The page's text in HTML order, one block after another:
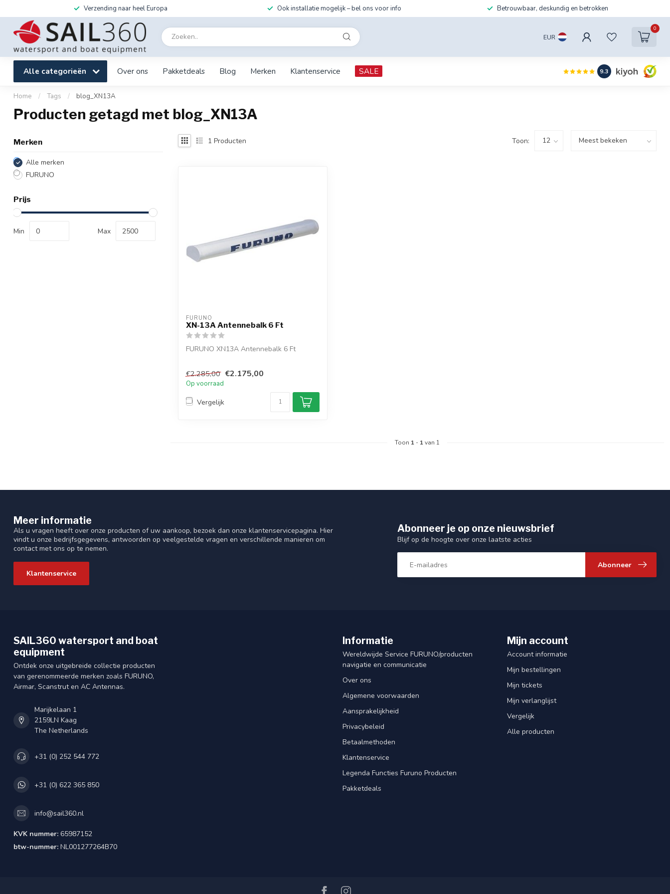
Verzending naar heel Europa Ook installatie mogelijk – bel ons voor info Betrouwbaar, deskundig en betrokken
EUR
0
Alle categorieën Over ons Pakketdeals Blog Merken Klantenservice SALE 9.3
Home / Tags / blog_XN13A
Producten getagd met blog_XN13A
Merken
Alle merken
FURUNO
Prijs
Min Max
1 Producten Toon:
FURUNO
XN-13A Antennebalk 6 Ft
FURUNO XN13A Antennebalk 6 Ft
€2.285,00 €2.175,00
Op voorraad
Vergelijk
Toon 1 - 1van 1
Meer informatie
Als u vragen heeft over onze producten of uw aankoop, bezoek dan onze klantenservicepagina. Hier
vindt u onze bedrijfsgegevens, antwoorden op veelgestelde vragen en verschillende manieren om
contact met ons op te nemen.
Klantenservice
Abonneer je op onze nieuwsbrief
Blijf op de hoogte over onze laatste acties
Abonneer
SAIL360 watersport and boat
equipment
Ontdek onze uitgebreide collectie producten
van gerenommeerde merken zoals FURUNO,
Airmar, Scanstrut en AC Antennas.
Marijkelaan 1
2159LN Kaag
The Netherlands
+31 (0) 252 544 772
+31 (0) 622 365 850
info@sail360.nl
KVK nummer: 65987152
btw-nummer: NL001277264B70
Informatie
Wereldwijde Service FURUNO/producten
navigatie en communicatie
Over ons
Algemene voorwaarden
Aansprakelijkheid
Privacybeleid
Betaalmethoden
Klantenservice
Legenda Functies Furuno Producten
Pakketdeals
Mijn account
Account informatie
Mijn bestellingen
Mijn tickets
Mijn verlanglijst
Vergelijk
Alle producten